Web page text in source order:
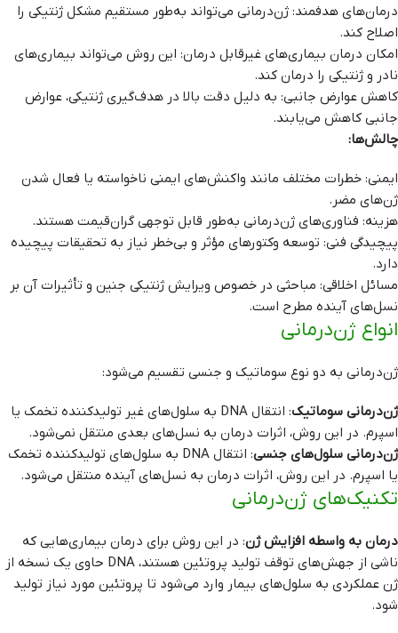
درمان‌های هدفمند: ژن‌درمانی می‌تواند به‌طور مستقیم مشکل ژنتیکی را
اصلاح کند.
امکان درمان بیماری‌های غیرقابل درمان: این روش می‌تواند بیماری‌های
نادر و ژنتیکی را درمان کند.
کاهش عوارض جانبی: به دلیل دقت بالا در هدف‌گیری ژنتیکی، عوارض
جانبی کاهش می‌یابند.
چالش‌ها:
ایمنی: خطرات مختلف مانند واکنش‌های ایمنی ناخواسته یا فعال شدن
ژن‌های مضر.
هزینه: فناوری‌های ژن‌درمانی به‌طور قابل توجهی گران‌قیمت هستند.
پیچیدگی فنی: توسعه وکتورهای مؤثر و بی‌خطر نیاز به تحقیقات پیچیده
دارد.
مسائل اخلاقی: مباحثی در خصوص ویرایش ژنتیکی جنین و تأثیرات آن بر
نسل‌های آینده مطرح است.
انواع ژن‌درمانی
ژن‌درمانی به دو نوع سوماتیک و جنسی تقسیم می‌شود:
ژن‌درمانی سوماتیک
: انتقال DNA به سلول‌های غیر تولیدکننده تخمک یا
اسپرم. در این روش، اثرات درمان به نسل‌های بعدی منتقل نمی‌شود.
ژن‌درمانی سلول‌های جنسی
: انتقال DNA به سلول‌های تولیدکننده تخمک
یا اسپرم. در این روش، اثرات درمان به نسل‌های آینده منتقل می‌شود.
تکنیک‌های ژن‌درمانی
درمان به واسطه افزایش ژن: در این روش برای درمان بیماری‌هایی که
ناشی از جهش‌های توقف تولید پروتئین هستند، DNA حاوی یک نسخه از
ژن عملکردی به سلول‌های بیمار وارد می‌شود تا پروتئین مورد نیاز تولید
شود.